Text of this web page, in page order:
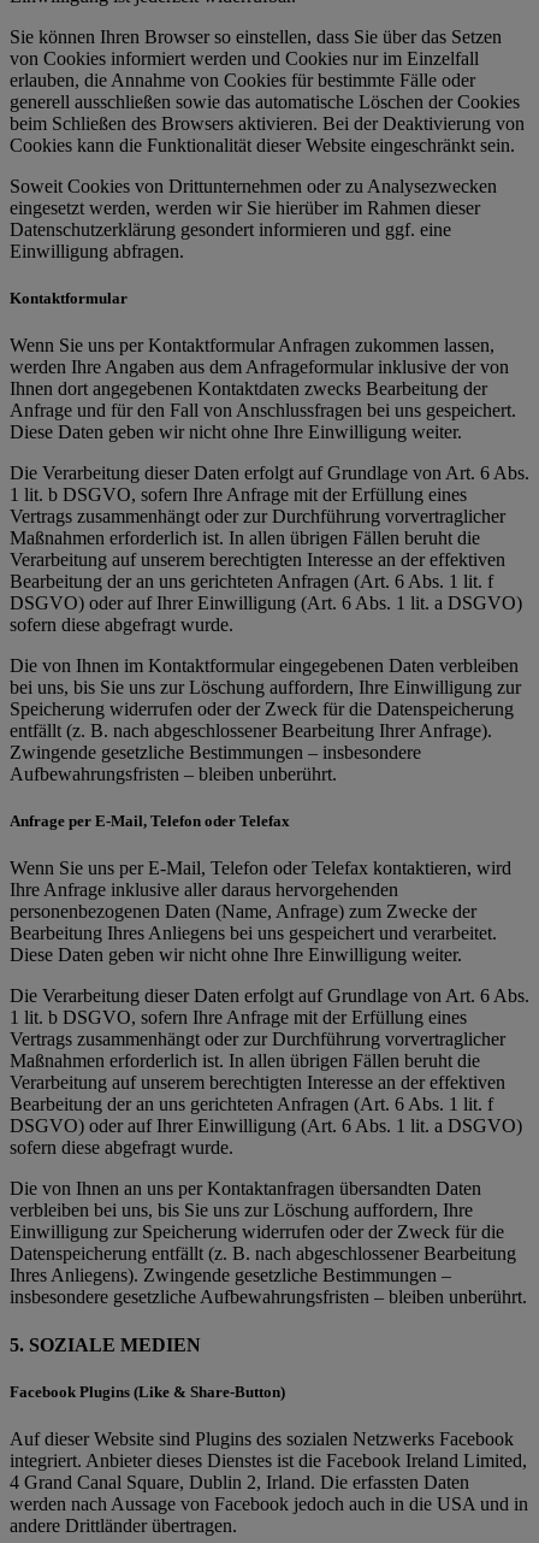
Sie können Ihren Browser so einstellen, dass Sie über das Setzen
von Cookies informiert werden und Cookies nur im Einzelfall
erlauben, die Annahme von Cookies für bestimmte Fälle oder
generell ausschließen sowie das automatische Löschen der Cookies
beim Schließen des Browsers aktivieren. Bei der Deaktivierung von
Cookies kann die Funktionalität dieser Website eingeschränkt sein.
Soweit Cookies von Drittunternehmen oder zu Analysezwecken
eingesetzt werden, werden wir Sie hierüber im Rahmen dieser
Datenschutzerklärung gesondert informieren und ggf. eine
Einwilligung abfragen.
Kontaktformular
Wenn Sie uns per Kontaktformular Anfragen zukommen lassen,
werden Ihre Angaben aus dem Anfrageformular inklusive der von
Ihnen dort angegebenen Kontaktdaten zwecks Bearbeitung der
Anfrage und für den Fall von Anschlussfragen bei uns gespeichert.
Diese Daten geben wir nicht ohne Ihre Einwilligung weiter.
Die Verarbeitung dieser Daten erfolgt auf Grundlage von Art. 6 Abs.
1 lit. b DSGVO, sofern Ihre Anfrage mit der Erfüllung eines
Vertrags zusammenhängt oder zur Durchführung vorvertraglicher
Maßnahmen erforderlich ist. In allen übrigen Fällen beruht die
Verarbeitung auf unserem berechtigten Interesse an der effektiven
Bearbeitung der an uns gerichteten Anfragen (Art. 6 Abs. 1 lit. f
DSGVO) oder auf Ihrer Einwilligung (Art. 6 Abs. 1 lit. a DSGVO)
sofern diese abgefragt wurde.
Die von Ihnen im Kontaktformular eingegebenen Daten verbleiben
bei uns, bis Sie uns zur Löschung auffordern, Ihre Einwilligung zur
Speicherung widerrufen oder der Zweck für die Datenspeicherung
entfällt (z. B. nach abgeschlossener Bearbeitung Ihrer Anfrage).
Zwingende gesetzliche Bestimmungen – insbesondere
Aufbewahrungsfristen – bleiben unberührt.
Anfrage per E-Mail, Telefon oder Telefax
Wenn Sie uns per E-Mail, Telefon oder Telefax kontaktieren, wird
Ihre Anfrage inklusive aller daraus hervorgehenden
personenbezogenen Daten (Name, Anfrage) zum Zwecke der
Bearbeitung Ihres Anliegens bei uns gespeichert und verarbeitet.
Diese Daten geben wir nicht ohne Ihre Einwilligung weiter.
Die Verarbeitung dieser Daten erfolgt auf Grundlage von Art. 6 Abs.
1 lit. b DSGVO, sofern Ihre Anfrage mit der Erfüllung eines
Vertrags zusammenhängt oder zur Durchführung vorvertraglicher
Maßnahmen erforderlich ist. In allen übrigen Fällen beruht die
Verarbeitung auf unserem berechtigten Interesse an der effektiven
Bearbeitung der an uns gerichteten Anfragen (Art. 6 Abs. 1 lit. f
DSGVO) oder auf Ihrer Einwilligung (Art. 6 Abs. 1 lit. a DSGVO)
sofern diese abgefragt wurde.
Die von Ihnen an uns per Kontaktanfragen übersandten Daten
verbleiben bei uns, bis Sie uns zur Löschung auffordern, Ihre
Einwilligung zur Speicherung widerrufen oder der Zweck für die
Datenspeicherung entfällt (z. B. nach abgeschlossener Bearbeitung
Ihres Anliegens). Zwingende gesetzliche Bestimmungen –
insbesondere gesetzliche Aufbewahrungsfristen – bleiben unberührt.
5. SOZIALE MEDIEN
Facebook Plugins (Like & Share-Button)
Auf dieser Website sind Plugins des sozialen Netzwerks Facebook
integriert. Anbieter dieses Dienstes ist die Facebook Ireland Limited,
4 Grand Canal Square, Dublin 2, Irland. Die erfassten Daten
werden nach Aussage von Facebook jedoch auch in die USA und in
andere Drittländer übertragen.